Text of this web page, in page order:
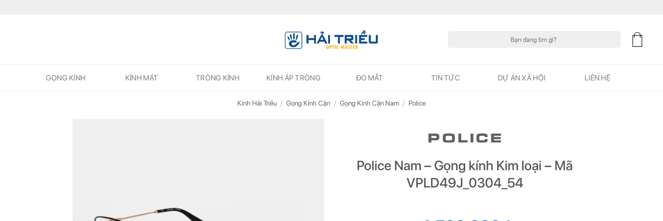
GỌNG KÍNH KÍNH MÁT TRÒNG KÍNH KÍNH ÁP TRÒNG ĐO MẮT TIN TỨC DỰ ÁN XÃ HỘI LIÊN HỆ
Kính Hải Triều / Gọng Kính Cận / Gọng Kính Cận Nam / Police
Police Nam – Gọng kính Kim loại – Mã
VPLD49J_0304_54